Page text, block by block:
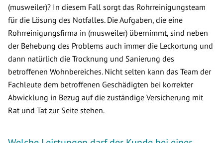
(musweiler)? In diesem Fall sorgt das Rohrreinigungsteam
für die Lösung des Notfalles. Die Aufgaben, die eine
Rohrreinigungsfirma in (musweiler) übernimmt, sind neben
der Behebung des Problems auch immer die Leckortung und
dann natürlich die Trocknung und Sanierung des
betroffenen Wohnbereiches. Nicht selten kann das Team der
Fachleute dem betroffenen Geschädigten bei korrekter
Abwicklung in Bezug auf die zuständige Versicherung mit
Rat und Tat zur Seite stehen.